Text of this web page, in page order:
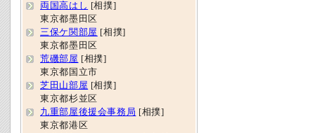
両国高はし [相撲]
東京都墨田区
三保ケ関部屋 [相撲]
東京都墨田区
荒磯部屋 [相撲]
東京都国立市
芝田山部屋 [相撲]
東京都杉並区
九重部屋後援会事務局 [相撲]
東京都港区